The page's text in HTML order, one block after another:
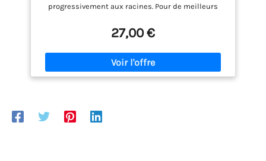
progressivement aux racines. Pour de meilleurs
de terre et arrosez pour l'activer Effet durable – Une
seule application maintient l'humidité du sol
jusqu'à 5 ans. L'hydrogel absorbe l'eau comme une
éponge, la libère progressivement et agit comme un
arrosage automatique pendant les vacances
racines, assurant un accès constant à l'humidité
27,00 €